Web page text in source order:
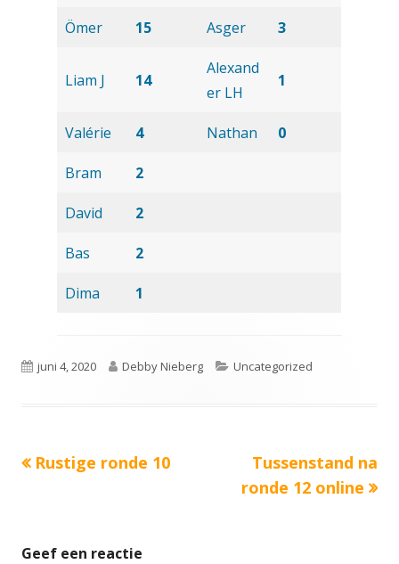
Ömer 15 Asger 3
Liam J 14
Alexand
er LH
1
Valérie 4 Nathan 0
Bram 2
David 2
Bas 2
Dima 1
Gepubliceerd
juni 4, 2020 Auteur
Debby Nieberg Categorieën
Uncategorized
Bericht
Vorige
Rustige ronde 10
Volgende
bericht:
Tussenstand na
ronde 12 online
Geef een reactie